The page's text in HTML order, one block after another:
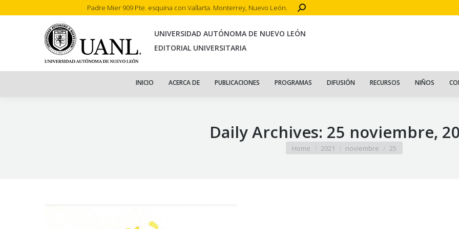
Padre Mier 909 Pte. esquina con Vallarta. Monterrey, Nuevo León. Search:
UNIVERSIDAD AUTÓNOMA DE NUEVO LEÓN
EDITORIAL UNIVERSITARIA
INICIO ACERCA DE PUBLICACIONES PROGRAMAS DIFUSIÓN RECURSOS NIÑOS
Daily Archives: 25 noviembre,
You are here:
Home 2021 noviembre 25
INICIO ACERCA DE PUBLICACIONES PROGRAMAS DIFUSIÓN